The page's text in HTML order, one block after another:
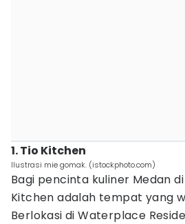
1. Tio Kitchen
Ilustrasi mie gomak. (istockphoto.com)
Bagi pencinta kuliner Medan
Kitchen adalah tempat yang
Berlokasi di Waterplace